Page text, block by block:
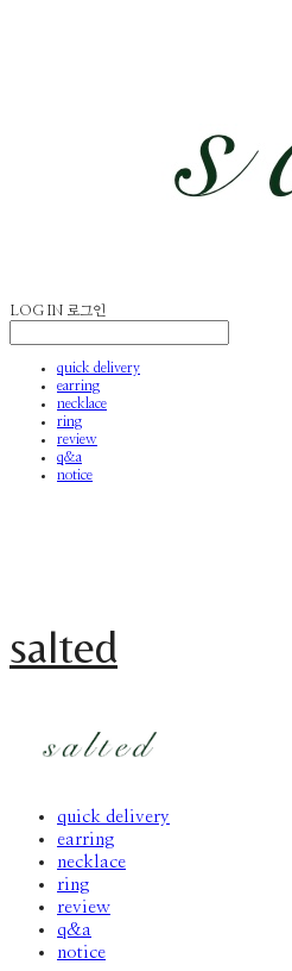
LOG IN 로그인
quick delivery
earring
necklace
ring
review
q&a
notice
salted
quick delivery
earring
necklace
ring
review
q&a
notice